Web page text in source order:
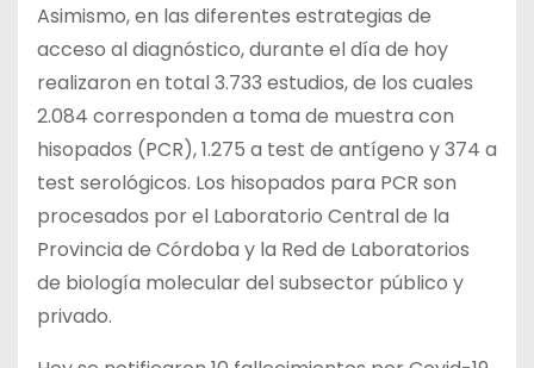
Asimismo, en las diferentes estrategias de
acceso al diagnóstico, durante el día de hoy
realizaron en total 3.733 estudios, de los cuales
2.084 corresponden a toma de muestra con
hisopados (PCR), 1.275 a test de antígeno y 374 a
test serológicos. Los hisopados para PCR son
procesados por el Laboratorio Central de la
Provincia de Córdoba y la Red de Laboratorios
de biología molecular del subsector público y
privado.